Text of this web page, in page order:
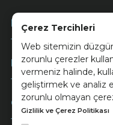
Çerez Tercihleri
Web sitemizin
zorunlu çerezler
vermeniz halinde,
geliştirmek ve analiz
zorunlu olmayan
Gizlilik ve Çerez Politikası
Kurumsal
Müşteri Hizmetleri
Ödeme